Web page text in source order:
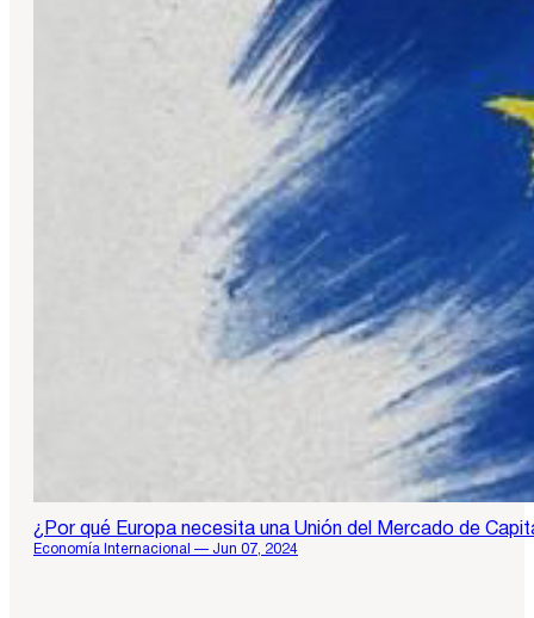
¿Por qué Europa necesita una Unión del Mercado de
Economía Internacional — Jun 07, 2024